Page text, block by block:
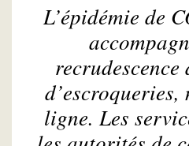
L’épidémie de
recrudescence
d’escroqueries,
ligne. Les